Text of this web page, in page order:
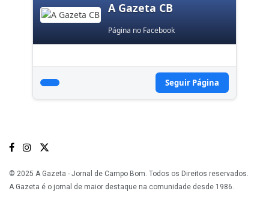
A Gazeta CB
Página no Facebook
Seguir Página
© 2025 A Gazeta - Jornal de Campo Bom. Todos os Direitos reservados.
A Gazeta é o jornal de maior destaque na comunidade desde 1986.